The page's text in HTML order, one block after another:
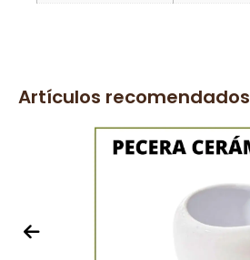
Artículos recomendados